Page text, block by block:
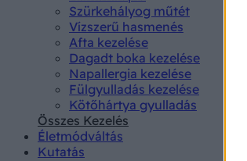
Szürkehályog műtét
Vízszerű hasmenés
Afta kezelése
Dagadt boka kezelése
Napallergia kezelése
Fülgyulladás kezelése
Kötőhártya gyulladás
Összes Kezelés
Életmódváltás
Kutatás